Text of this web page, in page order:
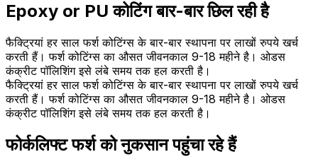
Epoxy or PU कोटिंग बार-बार छिल रही है
फैक्ट्रियां हर साल फर्श कोटिंग्स के बार-बार स्थापना पर लाखों रुपये खर्च
करती हैं। फर्श कोटिंग्स का औसत जीवनकाल 9-18 महीने है। ओडस
कंक्रीट पॉलिशिंग इसे लंबे समय तक हल करती है।
फैक्ट्रियां हर साल फर्श कोटिंग्स के बार-बार स्थापना पर लाखों रुपये खर्च
करती हैं। फर्श कोटिंग्स का औसत जीवनकाल 9-18 महीने है। ओडस
कंक्रीट पॉलिशिंग इसे लंबे समय तक हल करती है।
फोर्कलिफ्ट फर्श को नुकसान पहुंचा रहे हैं